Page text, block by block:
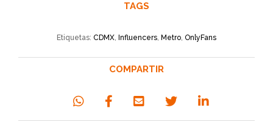
TAGS
Etiquetas: CDMX, Influencers, Metro, OnlyFans
COMPARTIR